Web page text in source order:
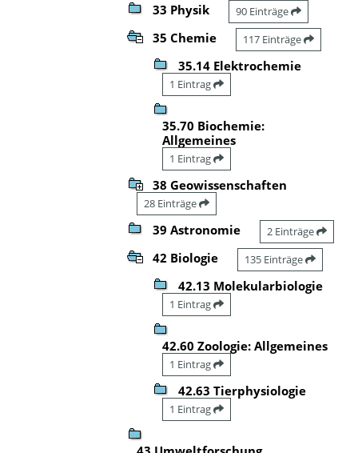
33 Physik 90 Einträge
35 Chemie 117 Einträge
35.14 Elektrochemie
1 Eintrag
35.70 Biochemie:
Allgemeines
1 Eintrag
38 Geowissenschaften
28 Einträge
39 Astronomie 2 Einträge
42 Biologie 135 Einträge
42.13 Molekularbiologie
1 Eintrag
42.60 Zoologie: Allgemeines
1 Eintrag
42.63 Tierphysiologie
1 Eintrag